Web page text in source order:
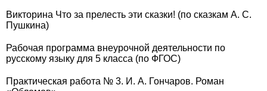
Викторина Что за прелесть эти сказки! (по сказкам А. С.
Пушкина)
Рабочая программа внеурочной деятельности по
русскому языку для 5 класса (по ФГОС)
Практическая работа № 3. И. А. Гончаров. Роман